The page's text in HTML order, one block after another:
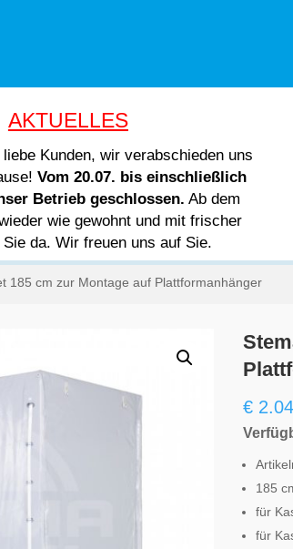
AKTUELLES
Kunden, wir verabschieden uns
Vom 20.07. bis einschließlich
Betrieb geschlossen. Ab dem
wie gewohnt und mit frischer
da. Wir freuen uns auf Sie.
185 cm zur Montage auf Plattformanhänger
€
185
für
für